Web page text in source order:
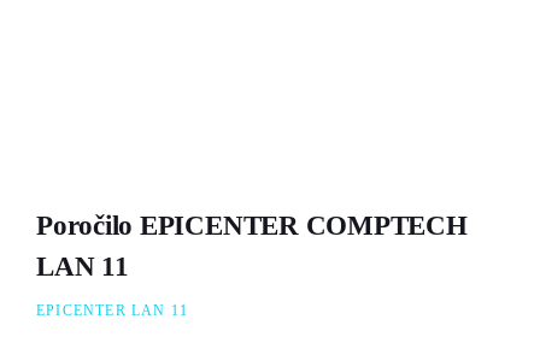
Poročilo EPICENTER COMPTECH
LAN 11
EPICENTER LAN 11